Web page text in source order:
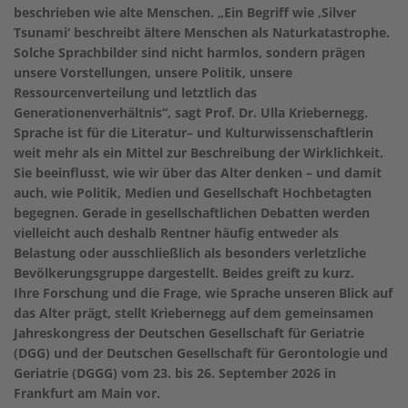
beschrieben wie alte Menschen. „Ein Begriff wie ,Silver
Tsunami‘ beschreibt ältere Menschen als Naturkatastrophe.
Solche Sprachbilder sind nicht harmlos, sondern prägen
unsere Vorstellungen, unsere Politik, unsere
Ressourcenverteilung und letztlich das
Generationenverhältnis“, sagt Prof. Dr. Ulla Kriebernegg.
Sprache ist für die Literatur– und Kulturwissenschaftlerin
weit mehr als ein Mittel zur Beschreibung der Wirklichkeit.
Sie beeinflusst, wie wir über das Alter denken – und damit
auch, wie Politik, Medien und Gesellschaft Hochbetagten
begegnen. Gerade in gesellschaftlichen Debatten werden
vielleicht auch deshalb Rentner häufig entweder als
Belastung oder ausschließlich als besonders verletzliche
Bevölkerungsgruppe dargestellt. Beides greift zu kurz.
Ihre Forschung und die Frage, wie Sprache unseren Blick auf
das Alter prägt, stellt Kriebernegg auf dem gemeinsamen
Jahreskongress der Deutschen Gesellschaft für Geriatrie
(DGG) und der Deutschen Gesellschaft für Gerontologie und
Geriatrie (DGGG) vom 23. bis 26. September 2026 in
Frankfurt am Main vor.